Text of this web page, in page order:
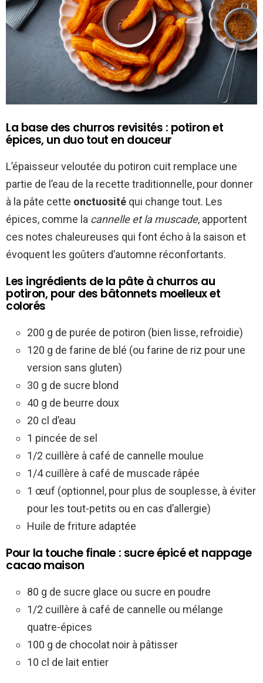
La base des churros revisités : potiron et
épices, un duo tout en douceur
L’épaisseur veloutée du potiron cuit remplace une
partie de l’eau de la recette traditionnelle, pour donner
à la pâte cette onctuosité qui change tout. Les
épices, comme la cannelle et la muscade, apportent
ces notes chaleureuses qui font écho à la saison et
évoquent les goûters d’automne réconfortants.
Les ingrédients de la pâte à churros au
potiron, pour des bâtonnets moelleux et
colorés
200 g de purée de potiron (bien lisse, refroidie)
120 g de farine de blé (ou farine de riz pour une
version sans gluten)
30 g de sucre blond
40 g de beurre doux
20 cl d’eau
1 pincée de sel
1/2 cuillère à café de cannelle moulue
1/4 cuillère à café de muscade râpée
1 œuf (optionnel, pour plus de souplesse, à éviter
pour les tout-petits ou en cas d’allergie)
Huile de friture adaptée
Pour la touche finale : sucre épicé et nappage
cacao maison
80 g de sucre glace ou sucre en poudre
1/2 cuillère à café de cannelle ou mélange
quatre-épices
100 g de chocolat noir à pâtisser
10 cl de lait entier